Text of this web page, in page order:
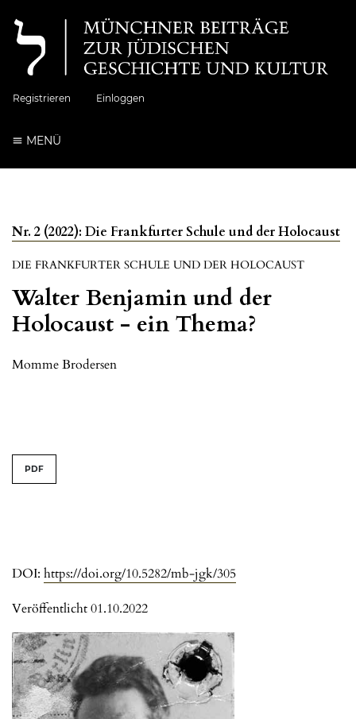
Registrieren Einloggen
MENÜ
Nr. 2 (2022): Die Frankfurter Schule und der Holocaust
DIE FRANKFURTER SCHULE UND DER HOLOCAUST
Walter Benjamin und der
Holocaust - ein Thema?
Momme Brodersen
PDF
DOI: https://doi.org/10.5282/mb-jgk/305
Veröffentlicht 01.10.2022